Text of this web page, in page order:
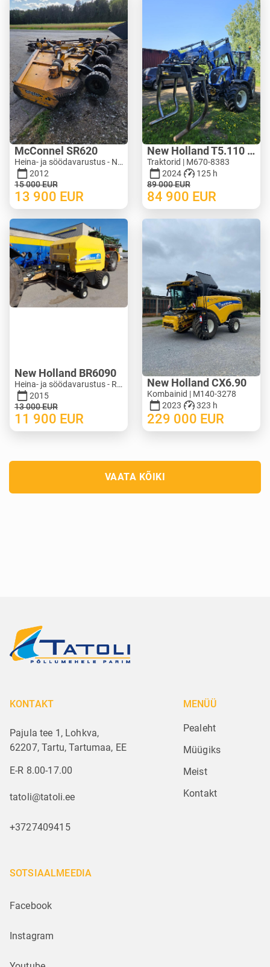
McConnel SR620
Heina- ja söödavarustus - Niidukid | M620-1071
2012
15 000EUR
13 900 EUR
New Holland T5.110 ElectroCommand
Traktorid | M670-8383
2024
125 h
89 000EUR
84 900 EUR
New Holland BR6090
Heina- ja söödavarustus - Ruloonpressid | M388-0128
2015
13 000EUR
11 900 EUR
New Holland CX6.90
Kombainid | M140-3278
2023
323 h
229 000 EUR
VAATA KÕIKI
KONTAKT
Pajula tee 1, Lohkva,
62207, Tartu, Tartumaa, EE
E-R 8.00-17.00
tatoli@tatoli.ee
+3727409415
MENÜÜ
Pealeht
Müügiks
Meist
Kontakt
SOTSIAALMEEDIA
Facebook
Instagram